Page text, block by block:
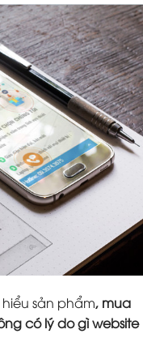
sản phẩm, mua
có lý do gì website